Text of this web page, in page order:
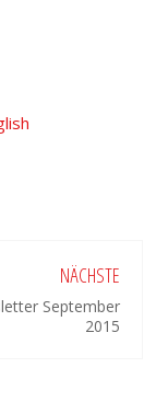
NÄCHSTE
September
2015